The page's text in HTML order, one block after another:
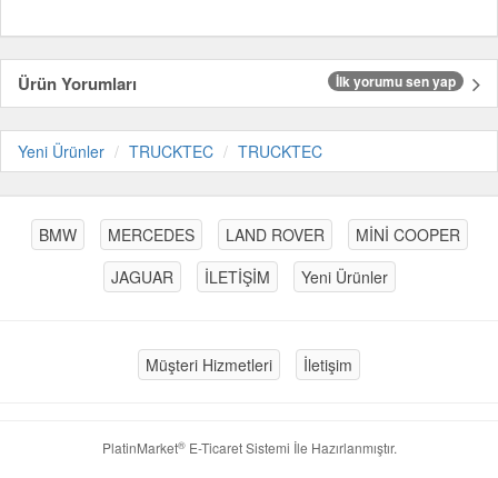
Ürün Yorumları İlk yorumu sen yap
Yeni Ürünler TRUCKTEC TRUCKTEC
BMW MERCEDES LAND ROVER
MİNİ COOPER
JAGUAR
İLETİŞİM Yeni Ürünler
Müşteri Hizmetleri İletişim
PlatinMarket®E-Ticaret Sistemi İle Hazırlanmıştır.